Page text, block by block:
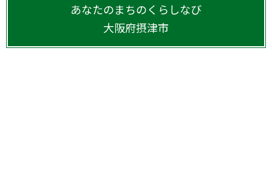
あなたのまちのくらしなび
大阪府摂津市